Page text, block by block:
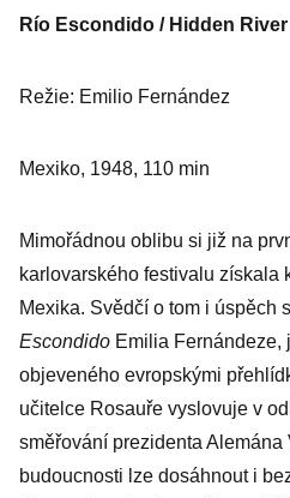
Río Escondido / Hidden
Režie: Emilio Fernández
Mexiko, 1948, 110 min
Mimořádnou oblibu si již na
karlovarského festivalu získala
Mexika. Svědčí o tom i úspěch
Escondido Emilia Fernándeze,
objeveného evropskými
učitelce Rosauře vyslovuje v
směřování prezidenta
budoucnosti lze dosáhnout i